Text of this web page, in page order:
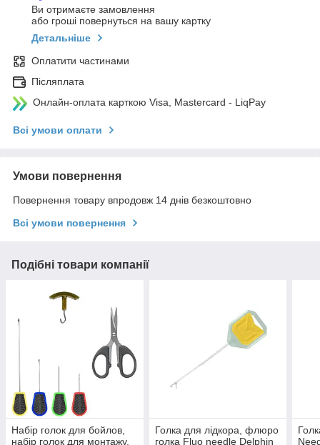
Ви отримаєте замовлення
або гроші повернуться на вашу картку
Детальніше
Оплатити частинами
Післяплата
Онлайн-оплата карткою Visa, Mastercard - LiqPay
Всі умови оплати
Умови повернення
Повернення товару впродовж 14 днів безкоштовно
Всі умови повернення
Подібні товари компанії
Набір голок для бойлов,
набір голок для монтажу,
Голка для лідкора, флюро
голка Fluo needle Delphin